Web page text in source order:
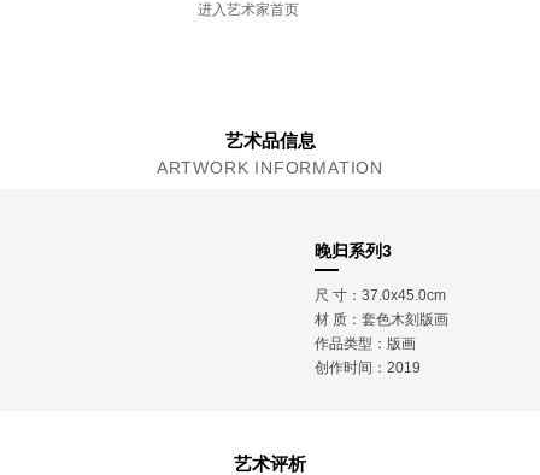
进入艺术家首页
艺术品信息
ARTWORK INFORMATION
晚归系列3
尺 寸：37.0x45.0cm
材 质： 套色木刻版画
作品类型：版画
创作时间：2019
艺术评析